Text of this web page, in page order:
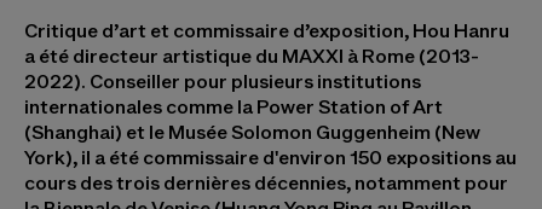
Critique d’art et commissaire d’exposition, Hou Hanru
a été directeur artistique du MAXXI à Rome (2013-
2022). Conseiller pour plusieurs institutions
internationales comme la Power Station of Art
(Shanghai) et le Musée Solomon Guggenheim (New
York), il a été commissaire d'environ 150 expositions au
cours des trois dernières décennies, notamment pour